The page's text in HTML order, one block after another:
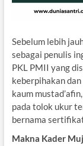
Sebelum lebih
sebagai penulis
PKL PMII yang
keberpihakan
kaum
pada tolok ukur
bernama
Makna Kader